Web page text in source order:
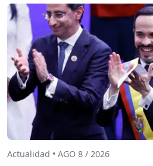
Actualidad • AGO 8 / 2026